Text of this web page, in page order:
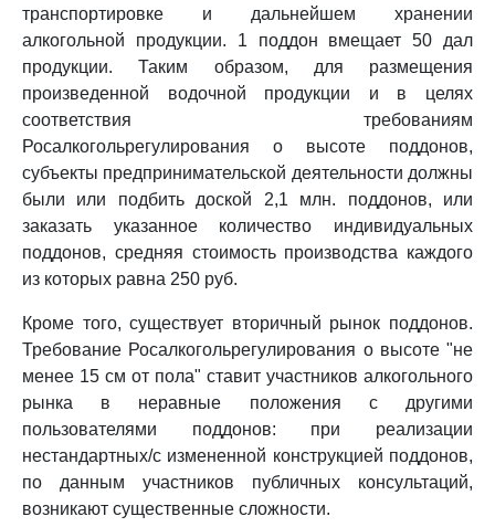
транспортировке и дальнейшем хранении
алкогольной продукции. 1 поддон вмещает 50 дал
продукции. Таким образом, для размещения
произведенной водочной продукции и в целях
соответствия требованиям
Росалкогольрегулирования о высоте поддонов,
субъекты предпринимательской деятельности должны
были или подбить доской 2,1 млн. поддонов, или
заказать указанное количество индивидуальных
поддонов, средняя стоимость производства каждого
из которых равна 250 руб.
Кроме того, существует вторичный рынок поддонов.
Требование Росалкогольрегулирования о высоте "не
менее 15 см от пола" ставит участников алкогольного
рынка в неравные положения с другими
пользователями поддонов: при реализации
нестандартных/с измененной конструкцией поддонов,
по данным участников публичных консультаций,
возникают существенные сложности.